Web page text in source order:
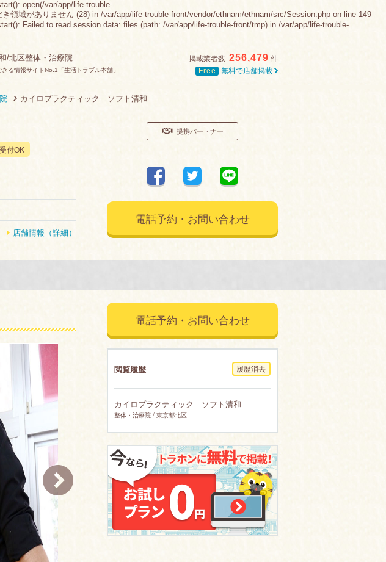
open(/var/app/life-trouble-
領域がありません (28) in /var/app/life-trouble-front/vendor/ethnam/ethnam/src/Session.php on line 149
Failed to read session data: files (path: /var/app/life-trouble-front/tmp) in /var/app/life-trouble-
/北区整体・治療院
る情報サイトNo.1「生活トラブル本舗」
掲載業者数 256,479 件
Free
無料で店舗掲載
カイロプラクティック ソフト清和
付OK
提携パートナー
店舗情報（詳細）
電話予約・お問い合わせ
電話予約・お問い合わせ
閲覧履歴 履歴消去
カイロプラクティック ソフト清和
整体・治療院 / 東京都北区